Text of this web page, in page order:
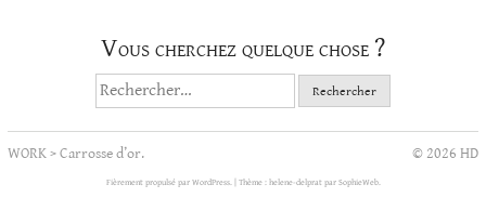
Vous cherchez quelque chose ?
Rechercher :
WORK>Carrosse d’or. © 2026 HD
Fièrement propulsé par WordPress. Thème : helene-delprat par SophieWeb.